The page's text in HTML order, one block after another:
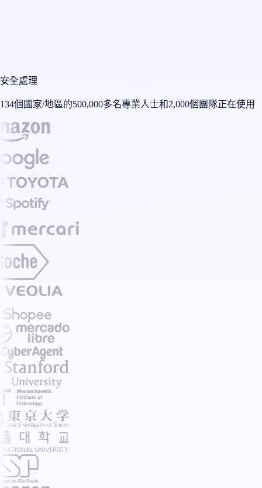
安全處理
134個國家/地區的500,000多名專業人士和2,000個團隊正在使用